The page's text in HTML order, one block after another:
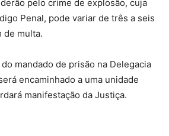
pelo crime de explosão, cuja
Penal, pode variar de três a seis
de multa.
mandado de prisão na Delegacia
encaminhado a uma unidade
manifestação da Justiça.